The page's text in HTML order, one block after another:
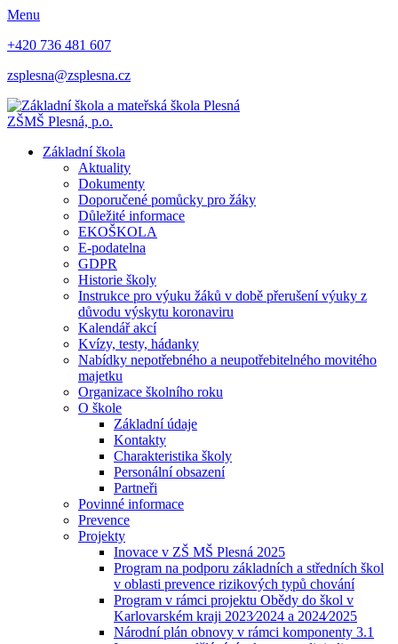
Menu
+420 736 481 607
zsplesna@zsplesna.cz
ZŠMŠ Plesná, p.o.
Základní škola
Aktuality
Dokumenty
Doporučené pomůcky pro žáky
Důležité informace
EKOŠKOLA
E-podatelna
GDPR
Historie školy
Instrukce pro výuku žáků v době přerušení výuky z
důvodu výskytu koronaviru
Kalendář akcí
Kvízy, testy, hádanky
Nabídky nepotřebného a neupotřebitelného movitého
majetku
Organizace školního roku
O škole
Základní údaje
Kontakty
Charakteristika školy
Personální obsazení
Partneři
Povinné informace
Prevence
Projekty
Inovace v ZŠ MŠ Plesná 2025
Program na podporu základních a středních škol
v oblasti prevence rizikových typů chování
Program v rámci projektu Obědy do škol v
Karlovarském kraji 2023⁄2024 a 2024⁄2025
Národní plán obnovy v rámci komponenty 3.1